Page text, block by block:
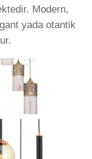
Modern,
yada otantik